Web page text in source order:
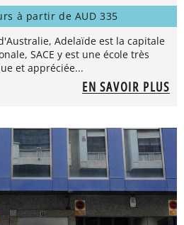
à partir de AUD 335
Adelaïde est la capitale
SACE y est une école très
et appréciée...
EN SAVOIR PLUS